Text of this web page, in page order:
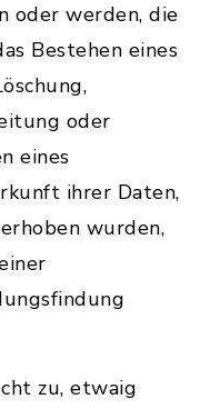
oder werden, die
Bestehen eines
oder
eines
ihrer Daten,
wurden,
zu, etwaig